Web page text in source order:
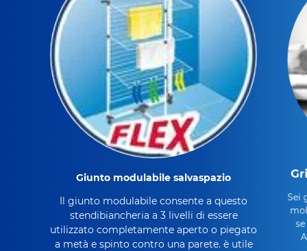
Giunto modulabile salvaspazio
Il giunto modulabile consente a questo
stendibiancheria a 3 livelli di essere
utilizzato completamente aperto o piegato
a metà e spinto contro una parete. è utile
Sei